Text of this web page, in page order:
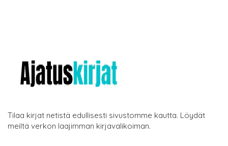
Tilaa kirjat netistä edullisesti sivustomme kautta. Löydät
meiltä verkon laajimman kirjavalikoiman.